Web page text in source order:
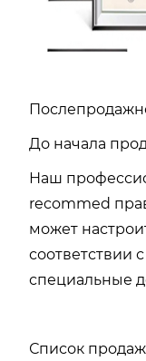
До начала
Наш
recommed
может
соответствии
специальные
Список